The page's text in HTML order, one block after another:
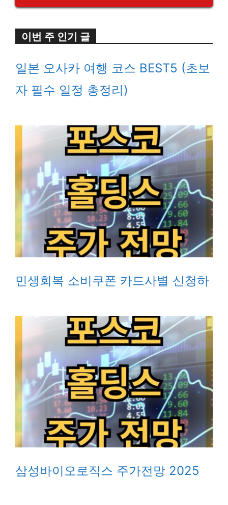
이번 주 인기 글
일본 오사카 여행 코스 BEST5 (초보
자 필수 일정 총정리)
민생회복 소비쿠폰 카드사별 신청하
삼성바이오로직스 주가전망 2025